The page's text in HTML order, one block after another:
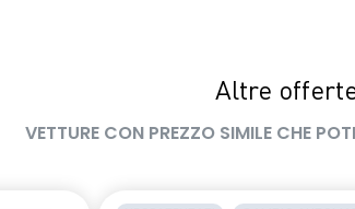
Altre
VETTURE CON PREZZO SIMILE CHE